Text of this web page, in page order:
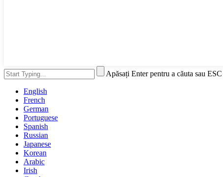
Apăsați Enter pentru a căuta sau
English
French
German
Portuguese
Spanish
Russian
Japanese
Korean
Arabic
Irish